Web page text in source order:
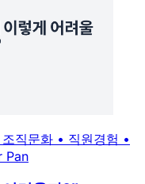
조직문화 • 직원경험 •
Pan